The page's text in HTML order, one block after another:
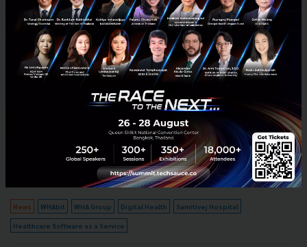
WHAbit นี้ มาให้บริการแก่กลุ่มลูกค้า หรือผู้ประกอบการ
ในนิคมอุตสาหกรรมของดับบลิวเอชเอ ภายในไตรมาส 3
ปี 2565 WHAbit จึงเป็นช่องทางการดูแลรักษาสุขภาพ
แบบองค์รวมผ่านสื่อดิจิทัลที่สมบูรณ์แบบ ช่วยให้ลูกค้ามี
สุขภาพ รวมถึงชีวิตการทำงานที่ดีขึ้น
News WHAbit WHA Group Digital Health Samitivej Hospital
Healthcare Software as a Service